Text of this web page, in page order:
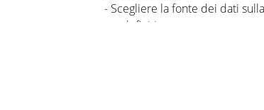
- Scegliere la fonte dei dati
predefiniti.